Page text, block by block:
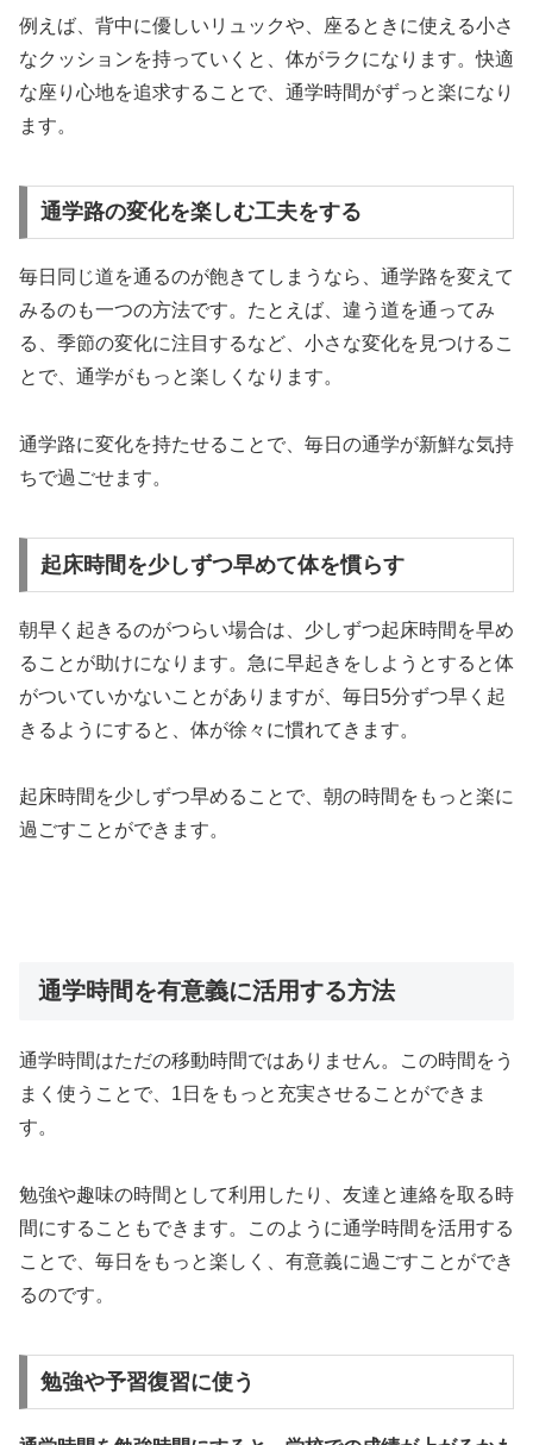
例えば、背中に優しいリュックや、座るときに使える小さ
なクッションを持っていくと、体がラクになります。快適
な座り心地を追求することで、通学時間がずっと楽になり
ます。
通学路の変化を楽しむ工夫をする
毎日同じ道を通るのが飽きてしまうなら、 通学路を変えて
みるのも一つの方法です。たとえば、違う道を通ってみ
る、季節の変化に注目するなど、小さな変化を見つけるこ
とで、通学がもっと楽しくなります。
通学路に変化を持たせることで、毎日の通学が新鮮な気持
ちで過ごせます。
起床時間を少しずつ早めて体を慣らす
朝早く起きるのがつらい場合は、 少しずつ起床時間を早め
ることが助けになります。急に早起きをしようとすると体
がついていかないことがありますが、毎日5分ずつ早く起
きるようにすると、体が徐々に慣れてきます。
起床時間を少しずつ早めることで、朝の時間をもっと楽に
過ごすことができます。
通学時間を有意義に活用する方法
通学時間はただの移動時間ではありません。この時間をう
まく使うことで、1日をもっと充実させることができま
す。
勉強や趣味の時間として利用したり、友達と連絡を取る時
間にすることもできます。このように通学時間を活用する
ことで、毎日をもっと楽しく、有意義に過ごすことができ
るのです。
勉強や予習復習に使う